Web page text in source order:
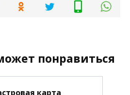
понравиться
карта